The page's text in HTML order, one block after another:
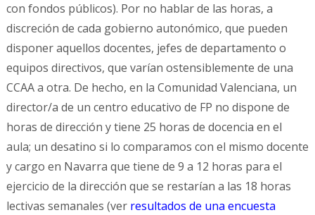
con fondos públicos). Por no hablar de las horas, a
discreción de cada gobierno autonómico, que pueden
disponer aquellos docentes, jefes de departamento o
equipos directivos, que varían ostensiblemente de una
CCAA a otra. De hecho, en la Comunidad Valenciana, un
director/a de un centro educativo de FP no dispone de
horas de dirección y tiene 25 horas de docencia en el
aula; un desatino si lo comparamos con el mismo docente
y cargo en Navarra que tiene de 9 a 12 horas para el
ejercicio de la dirección que se restarían a las 18 horas
lectivas semanales (ver resultados de una encuesta